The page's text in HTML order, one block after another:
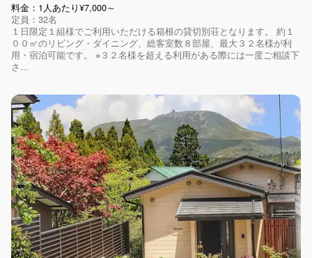
料金：1人あたり¥7,000～
定員：32名
１日限定１組様でご利用いただける箱根の貸切別荘となります。 約１
００㎡のリビング・ダイニング、総客室数８部屋、最大３２名様が利
用・宿泊可能です。 ※３２名様を超える利用がある際には一度ご相談下
さ...